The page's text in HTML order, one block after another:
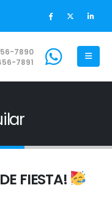
7890
7891
FIESTA!